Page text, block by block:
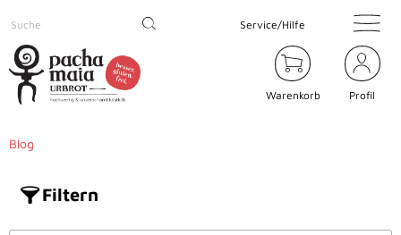
Service/Hilfe
Warenkorb Profil
Blog
Filtern